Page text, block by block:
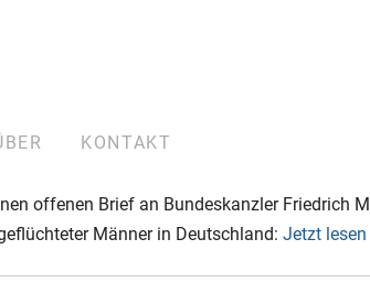
KONTAKT
offenen Brief an Bundeskanzler Friedrich
Männer in Deutschland: Jetzt lesen